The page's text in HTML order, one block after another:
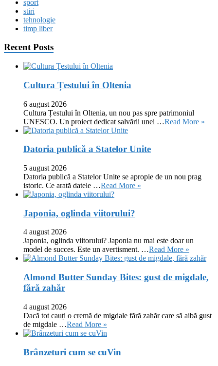
sport
stiri
tehnologie
timp liber
Recent Posts
Cultura Țestului în Oltenia
6 august 2026
Cultura Țestului în Oltenia, un nou pas spre patrimoniul
UNESCO. Un proiect dedicat salvării unei …Read More »
Datoria publică a Statelor Unite
5 august 2026
Datoria publică a Statelor Unite se apropie de un nou prag
istoric. Ce arată datele …Read More »
Japonia, oglinda viitorului?
4 august 2026
Japonia, oglinda viitorului? Japonia nu mai este doar un
model de succes. Este un avertisment. …Read More »
Almond Butter Sunday Bites: gust de migdale,
fără zahăr
4 august 2026
Dacă tot cauți o cremă de migdale fără zahăr care să aibă gust
de migdale …Read More »
Brânzeturi cum se cuVin